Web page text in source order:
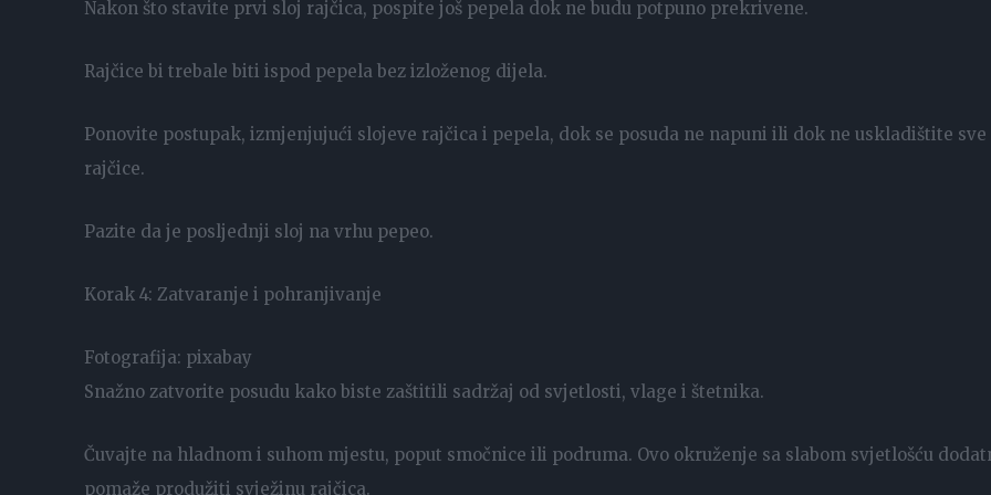
Nakon što stavite prvi sloj rajčica, pospite još pepela dok ne budu potpuno prekrivene.
Rajčice bi trebale biti ispod pepela bez izloženog dijela.
Ponovite postupak, izmjenjujući slojeve rajčica i pepela, dok se posuda ne napuni ili dok ne uskladištite sve
rajčice.
Pazite da je posljednji sloj na vrhu pepeo.
Korak 4: Zatvaranje i pohranjivanje
Fotografija: pixabay
Snažno zatvorite posudu kako biste zaštitili sadržaj od svjetlosti, vlage i štetnika.
Čuvajte na hladnom i suhom mjestu, poput smočnice ili podruma. Ovo okruženje sa slabom svjetlošću
pomaže produžiti svježinu rajčica.